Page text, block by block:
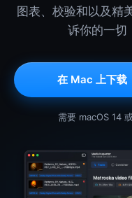
图表、校验和以及
诉你的一切
在 Mac 上下载
需要 macOS 14